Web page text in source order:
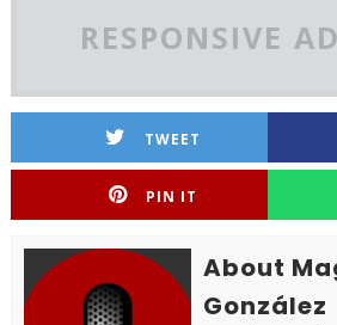
RESPONSIVE
TWEET
PIN IT
About
González